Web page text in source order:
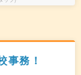
事務！